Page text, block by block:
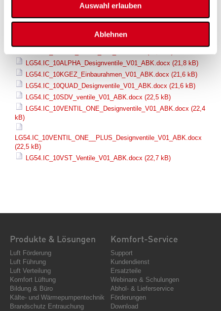
Auswahl erlauben
Ablehnen
LG54.IC_10STQA_ventile_V01_ABK.docx
LG54.IC_10BKZ_Ventile_V01_ABK.docx(48,4 kB)
LG54.IC_10ALPHA_Designventile_V01_ABK.docx (21,8 kB)
LG54.IC_10KGEZ_Einbaurahmen_V01_ABK.docx (21,6 kB)
LG54.IC_10QUAD_Designventile_V01_ABK.docx (21,6 kB)
LG54.IC_10SDV_ventile_V01_ABK.docx (22,5 kB)
LG54.IC_10VENTIL_ONE_Designventile_V01_ABK.docx (22,4
kB)
LG54.IC_10VENTIL_ONE__PLUS_Designventile_V01_ABK.docx
(22,5 kB)
LG54.IC_10VST_Ventile_V01_ABK.docx (22,7 kB)
Produkte & Lösungen
Luft Förderung
Luft Führung
Luft Verteilung
Komfort Lüftung
Bildung & Büro
Kälte- und Wärmepumpentechnik
Brandschutz Entrauchung
Komfort-Service
Support
Kundendienst
Ersatzteile
Webinare & Schulungen
Abhol- & Lieferservice
Förderungen
Download